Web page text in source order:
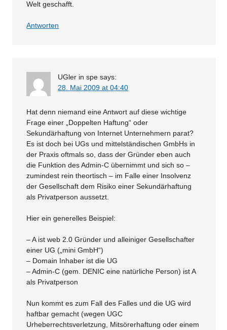
Welt geschafft.
Antworten
UGler in spe says:
28. Mai 2009 at 04:40
Hat denn niemand eine Antwort auf diese wichtige
Frage einer „Doppelten Haftung“ oder
Sekundärhaftung von Internet Unternehmern parat?
Es ist doch bei UGs und mittelständischen GmbHs in
der Praxis oftmals so, dass der Gründer eben auch
die Funktion des Admin-C übernimmt und sich so –
zumindest rein theortisch – im Falle einer Insolvenz
der Gesellschaft dem Risiko einer Sekundärhaftung
als Privatperson aussetzt.
Hier ein generelles Beispiel:
– A ist web 2.0 Gründer und alleiniger Gesellschafter
einer UG („mini GmbH“)
– Domain Inhaber ist die UG
– Admin-C (gem. DENIC eine natürliche Person) ist A
als Privatperson
Nun kommt es zum Fall des Falles und die UG wird
haftbar gemacht (wegen UGC
Urheberrechtsverletzung, Mitsörerhaftung oder einem